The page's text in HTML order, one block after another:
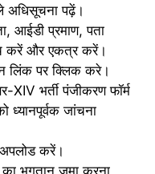
अधिसूचना पढ़ें।
आईडी प्रमाण, पता
करें और एकत्र करें।
लिंक पर क्लिक करे।
XIV भर्ती पंजीकरण फॉर्म
जांचना
करें।
भुगतान जमा करना